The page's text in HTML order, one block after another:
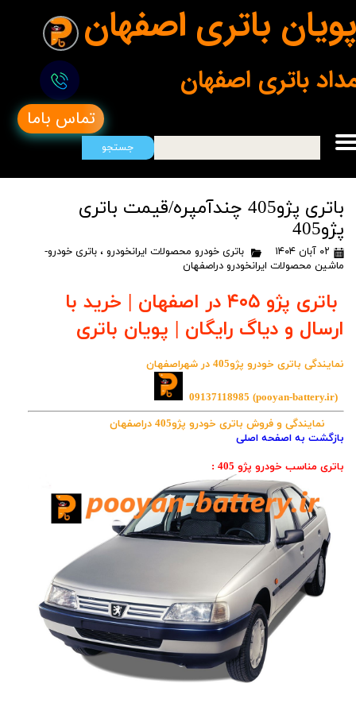
پویان باتری اصفهان
تماس باما
جستجو
باتری اصفهان
باتری پژو405 چندآمپره/قیمت باتری
پژو405
۰۲ آبان ۱۴۰۴ باتری خودرو محصولات ایرانخودرو ، باتری خودرو-
ماشین محصولات ایرانخودرو دراصفهان
باتری پژو ۴۰۵ در اصفهان | خرید با
ارسال و دیاگ رایگان | پویان باتری
نمایندگی باتری خودرو پژو405 در شهراصفهان
(pooyan-battery.ir)
09137118985
نمایندگی و فروش باتری خودرو پژو405 دراصفهان
بازگشت به اصفحه اصلی
باتری مناسب خودرو پژو 405 :